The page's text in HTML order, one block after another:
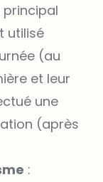
principal
utilisé
(au
et leur
une
(après
: